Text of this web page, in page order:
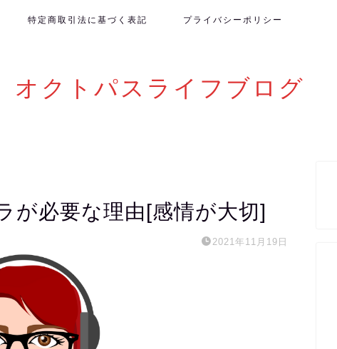
特定商取引法に基づく表記 プライバシーポリシー
オクトパスライフブログ
が必要な理由[感情が大切]
2021年11月19日